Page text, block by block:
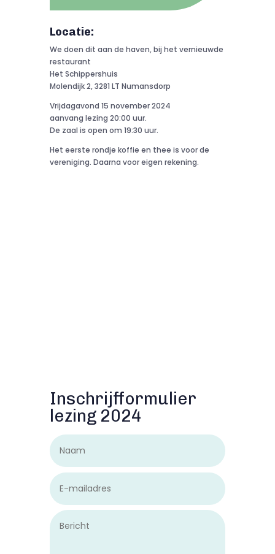
Locatie:
We doen dit aan de haven, bij het vernieuwde
restaurant
Het Schippershuis
Molendijk 2, 3281 LT Numansdorp
Vrijdagavond 15 november 2024
aanvang lezing 20:00 uur.
De zaal is open om 19:30 uur.
Het eerste rondje koffie en thee is voor de
vereniging. Daarna voor eigen rekening.
Inschrijfformulier
lezing 2024